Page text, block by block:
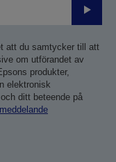
Skicka
att du samtycker till att
om utförandet av
produkter,
elektronisk
ditt beteende på